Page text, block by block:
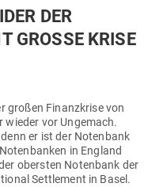
DER
GROSSE KRISE (
großen Finanz­krise von
vor Ungemach.
er ist der Notenbank
in England
obersten Notenbank der
Sett­lement in Basel.